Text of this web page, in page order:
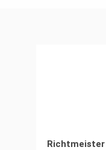
Richtmeister